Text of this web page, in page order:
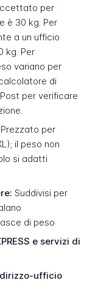
per
è 30 kg. Per
a un ufficio
kg. Per
variano per
di
per verificare
Prezzato per
il peso non
si adatti
Suddivisi per
di peso
e servizi di
ufficio